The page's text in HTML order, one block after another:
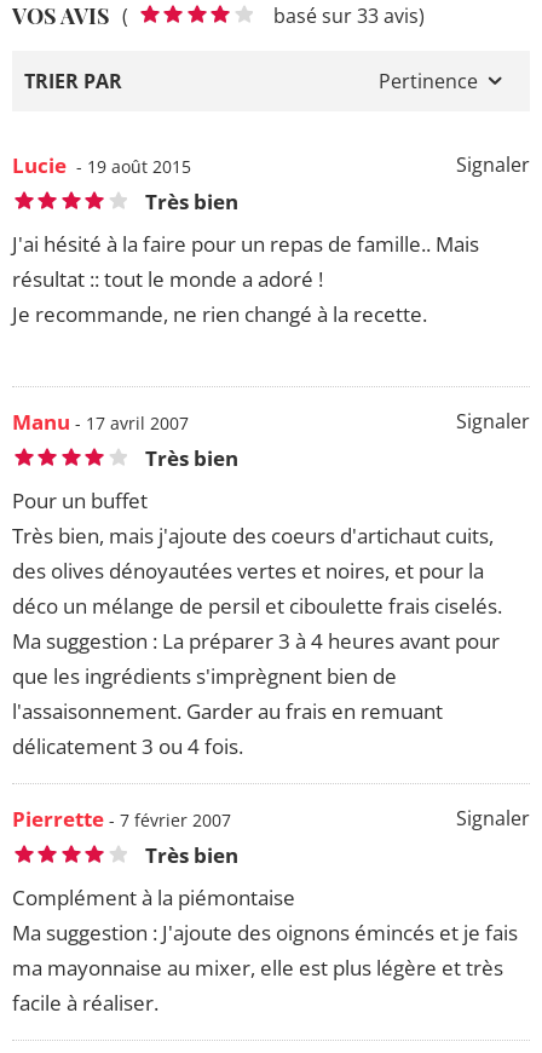
VOS AVIS ( basé sur 33 avis)
TRIER PAR Pertinence
Signaler
Lucie - 19 août 2015
Très bien
J'ai hésité à la faire pour un repas de famille.. Mais
résultat :: tout le monde a adoré !
Je recommande, ne rien changé à la recette.
Signaler
Manu - 17 avril 2007
Très bien
Pour un buffet
Très bien, mais j'ajoute des coeurs d'artichaut cuits,
des olives dénoyautées vertes et noires, et pour la
déco un mélange de persil et ciboulette frais ciselés.
Ma suggestion : La préparer 3 à 4 heures avant pour
que les ingrédients s'imprègnent bien de
l'assaisonnement. Garder au frais en remuant
délicatement 3 ou 4 fois.
Signaler
Pierrette - 7 février 2007
Très bien
Complément à la piémontaise
Ma suggestion : J'ajoute des oignons émincés et je fais
ma mayonnaise au mixer, elle est plus légère et très
facile à réaliser.